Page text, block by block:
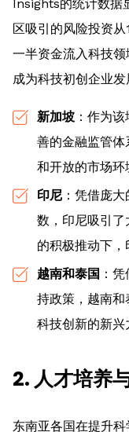
Insights的统计数据
区吸引的风险投资
一半资金流入科技
成为科技初创企业发
新加坡 ：作为
善的金融监管
和开放的市场环
印尼 ：凭借庞
数，印尼吸引
的积极推动下，
越南和泰国 ：
持政策，越南
科技创新的新兴
2. 人才培养
东南亚各国在提升